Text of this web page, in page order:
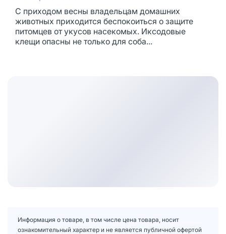
С приходом весны владельцам домашних
животных приходится беспокоиться о защите
питомцев от укусов насекомых. Иксодовые
клещи опасны не только для соба...
Информация о товаре, в том числе цена товара, носит
ознакомительный характер и не является публичной офертой